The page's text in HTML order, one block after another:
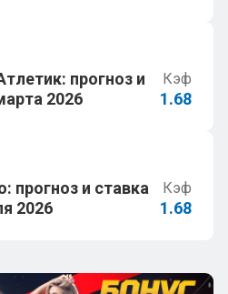
прогноз и
2026
Кэф
1.68
прогноз и ставка
2026
Кэф
1.68